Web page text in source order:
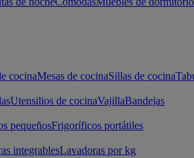
cocinaMesas de cocinaSillas de cocina
Utensilios de cocinaVajillaBandejas
pequeñosFrigoríficos portátiles
integrablesLavadoras por kg